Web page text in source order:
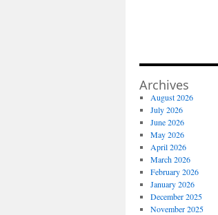
Archives
August 2026
July 2026
June 2026
May 2026
April 2026
March 2026
February 2026
January 2026
December 2025
November 2025